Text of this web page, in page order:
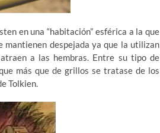
en una “habitación” esférica a la que
despejada ya que la utilizan
atraen a las hembras. Entre su tipo de
más que de grillos se tratase de los
Tolkien.